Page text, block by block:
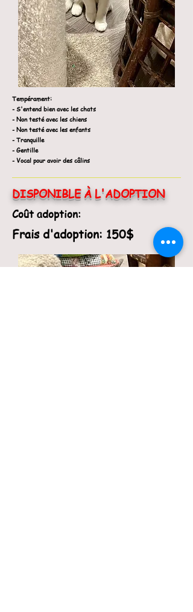
Tempérament:
- S'entend bien avec les chats
- Non testé avec les chiens
- Non testé avec les enfants
- Tranquille
- Gentille
- Vocal pour avoir des câlins
DISPONIBLE À L'ADOPTION
Coût adoption:
Frais d'adoption: 150$